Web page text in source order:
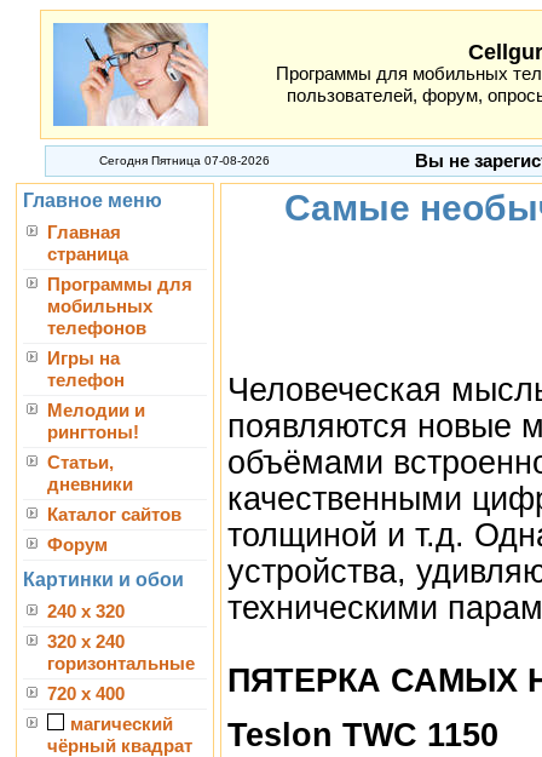
Программы для мобильных
пользователей, форум,
Сегодня Пятница 07-08-2026 Вы не
Главное меню
Главная
страница
Программы для
мобильных
телефонов
Игры на
телефон
Мелодии и
рингтоны!
Статьи,
дневники
Каталог сайтов
Форум
Картинки и обои
240 x 320
320 x 240
горизонтальные
720 x 400
магический
чёрный квадрат
Самые
Человеческая
появляются новые
объёмами
качественными
толщиной и т.д.
устройства,
техническими
ПЯТЕРКА
Teslon TWC 1150